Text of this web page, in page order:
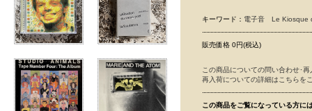
キーワード： 電子音 Le Kiosque
販売価格 0円(税込)
この商品についての問い合わせ･
再入荷についての詳細はこちらを
この商品をご覧になっている方に